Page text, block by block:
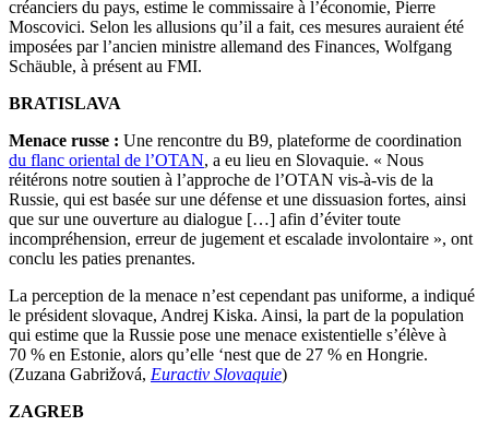
créanciers du pays, estime le commissaire à l’économie, Pierre
Moscovici. Selon les allusions qu’il a fait, ces mesures auraient été
imposées par l’ancien ministre allemand des Finances, Wolfgang
Schäuble, à présent au FMI.
BRATISLAVA
Menace russe : Une rencontre du B9, plateforme de coordination
du flanc oriental de l’OTAN, a eu lieu en Slovaquie. « Nous
réitérons notre soutien à l’approche de l’OTAN vis-à-vis de la
Russie, qui est basée sur une défense et une dissuasion fortes, ainsi
que sur une ouverture au dialogue […] afin d’éviter toute
incompréhension, erreur de jugement et escalade involontaire », ont
conclu les paties prenantes.
La perception de la menace n’est cependant pas uniforme, a indiqué
le président slovaque, Andrej Kiska. Ainsi, la part de la population
qui estime que la Russie pose une menace existentielle s’élève à
70 % en Estonie, alors qu’elle ‘nest que de 27 % en Hongrie.
(Zuzana Gabrižová, Euractiv Slovaquie)
ZAGREB